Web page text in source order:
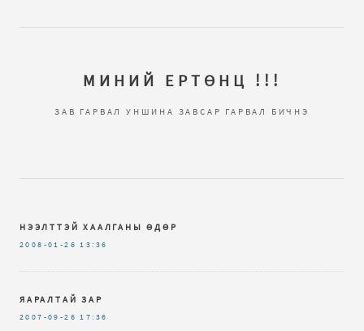
МИНИЙ ЕРТӨНЦ !!!
ЗАВ ГАРВАЛ УНШИНА ЗАВСАР ГАРВАЛ БИЧНЭ
НЭЭЛТТЭЙ ХААЛГАНЫ ӨДӨР
2008-01-26 13:36
ЯАРАЛТАЙ ЗАР
2007-09-26 17:36